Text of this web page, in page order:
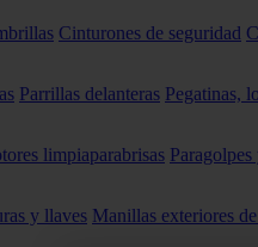
Cinturones de seguridad
Parrillas delanteras Pegatinas,
limpiaparabrisas
y llaves Manillas exteriores